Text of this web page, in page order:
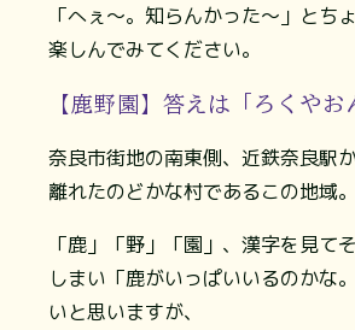
「へぇ〜。知らんかった〜」とち
楽しんでみてください。
【鹿野園】答えは「ろくやお
奈良市街地の南東側、近鉄奈良駅
離れたのどかな村であるこの地域。
「鹿」「野」「園」、漢字を見て
しまい「鹿がいっぱいいるのかな
いと思いますが、